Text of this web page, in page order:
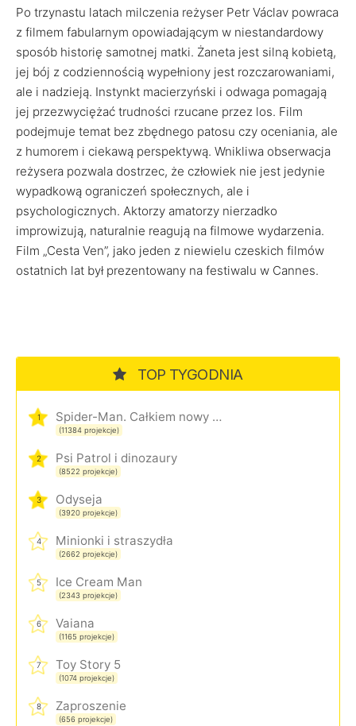
Po trzynastu latach milczenia reżyser Petr Václav powraca
z filmem fabularnym opowiadającym w niestandardowy
sposób historię samotnej matki. Żaneta jest silną kobietą,
jej bój z codziennością wypełniony jest rozczarowaniami,
ale i nadzieją. Instynkt macierzyński i odwaga pomagają
jej przezwyciężać trudności rzucane przez los. Film
podejmuje temat bez zbędnego patosu czy oceniania, ale
z humorem i ciekawą perspektywą. Wnikliwa obserwacja
reżysera pozwala dostrzec, że człowiek nie jest jedynie
wypadkową ograniczeń społecznych, ale i
psychologicznych. Aktorzy amatorzy nierzadko
improwizują, naturalnie reagują na filmowe wydarzenia.
Film „Cesta Ven”, jako jeden z niewielu czeskich filmów
ostatnich lat był prezentowany na festiwalu w Cannes.
TOP TYGODNIA
1 Spider-Man. Całkiem nowy dzień
(11384 projekcje)
2 Psi Patrol i dinozaury
(8522 projekcje)
3 Odyseja
(3920 projekcje)
4 Minionki i straszydła
(2662 projekcje)
5 Ice Cream Man
(2343 projekcje)
6 Vaiana
(1165 projekcje)
7 Toy Story 5
(1074 projekcje)
8 Zaproszenie
(656 projekcje)